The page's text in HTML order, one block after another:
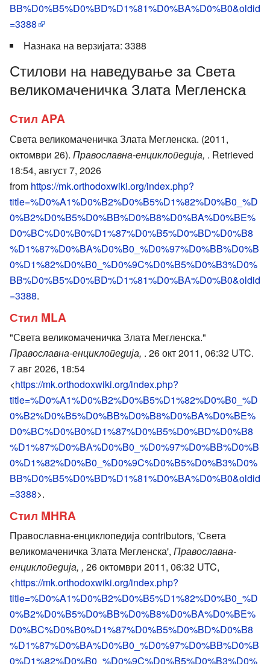
BB%D0%B5%D0%BD%D1%81%D0%BA%D0%B0&oldid
=3388
Назнака на верзијата: 3388
Стилови на наведување за Света
великомаченичка Злата Мегленска
Стил APA
Света великомаченичка Злата Мегленска. (2011,
октомври 26). Православна-енциклопедија, . Retrieved
18:54, август 7, 2026
from https://mk.orthodoxwiki.org/index.php?
title=%D0%A1%D0%B2%D0%B5%D1%82%D0%B0_%D
0%B2%D0%B5%D0%BB%D0%B8%D0%BA%D0%BE%
D0%BC%D0%B0%D1%87%D0%B5%D0%BD%D0%B8
%D1%87%D0%BA%D0%B0_%D0%97%D0%BB%D0%B
0%D1%82%D0%B0_%D0%9C%D0%B5%D0%B3%D0%
BB%D0%B5%D0%BD%D1%81%D0%BA%D0%B0&oldid
=3388.
Стил MLA
"Света великомаченичка Злата Мегленска."
Православна-енциклопедија, . 26 окт 2011, 06:32 UTC.
7 авг 2026, 18:54
<https://mk.orthodoxwiki.org/index.php?
title=%D0%A1%D0%B2%D0%B5%D1%82%D0%B0_%D
0%B2%D0%B5%D0%BB%D0%B8%D0%BA%D0%BE%
D0%BC%D0%B0%D1%87%D0%B5%D0%BD%D0%B8
%D1%87%D0%BA%D0%B0_%D0%97%D0%BB%D0%B
0%D1%82%D0%B0_%D0%9C%D0%B5%D0%B3%D0%
BB%D0%B5%D0%BD%D1%81%D0%BA%D0%B0&oldid
=3388>.
Стил MHRA
Православна-енциклопедија contributors, 'Света
великомаченичка Злата Мегленска', Православна-
енциклопедија, , 26 октомври 2011, 06:32 UTC,
<https://mk.orthodoxwiki.org/index.php?
title=%D0%A1%D0%B2%D0%B5%D1%82%D0%B0_%D
0%B2%D0%B5%D0%BB%D0%B8%D0%BA%D0%BE%
D0%BC%D0%B0%D1%87%D0%B5%D0%BD%D0%B8
%D1%87%D0%BA%D0%B0_%D0%97%D0%BB%D0%B
0%D1%82%D0%B0_%D0%9C%D0%B5%D0%B3%D0%